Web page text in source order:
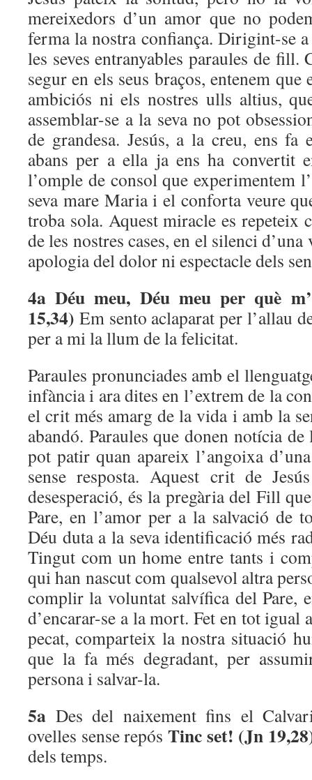
mereixedors d’un amor que no
ferma la nostra confiança. Dirigint-se a
les seves entranyables paraules de fill.
segur en els seus braços, entenem
ambiciós ni els nostres ulls altius,
assemblar-se a la seva no pot
de grandesa. Jesús, a la creu, ens
abans per a ella ja ens ha convertit
l’omple de consol que experimentem
seva mare Maria i el conforta veure
troba sola. Aquest miracle es repeteix
de les nostres cases, en el silenci
apologia del dolor ni espectacle dels
4a Déu meu, Déu meu per què
15,34) Em sento aclaparat per l’allau
per a mi la llum de la felicitat.
Paraules pronunciades amb el
infància i ara dites en l’extrem de la
el crit més amarg de la vida i amb la
abandó. Paraules que donen notícia
pot patir quan apareix l’angoixa
sense resposta. Aquest crit de
desesperació, és la pregària del Fill
Pare, en l’amor per a la salvació de
Déu duta a la seva identificació més
Tingut com un home entre tants i
qui han nascut com qualsevol altra
complir la voluntat salvífica del Pare,
d’encarar-se a la mort. Fet en tot igual
pecat, comparteix la nostra situació
que la fa més degradant, per
persona i salvar-la.
5a Des del naixement fins el
ovelles sense repósTinc set! (Jn
dels temps.